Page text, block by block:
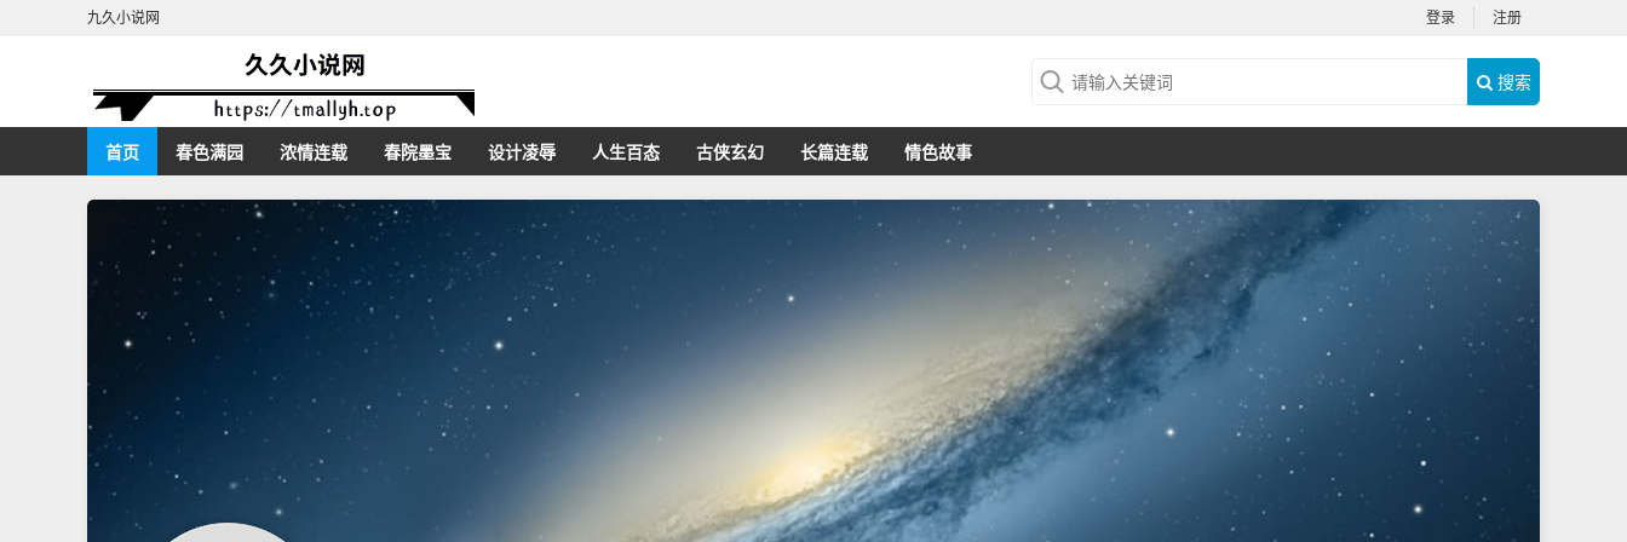
九久小说网 登录 注册
搜索
首页 春色满园 浓情连载 春院墨宝 设计凌辱 人生百态 古侠玄幻 长篇连载 情色故事